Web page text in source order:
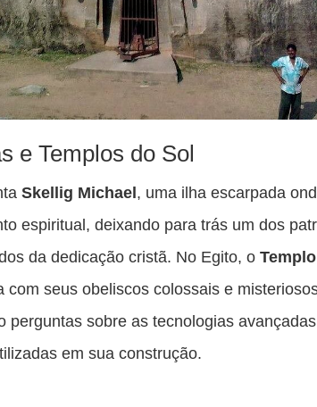
e Templos do Sol
Skellig Michael, uma ilha escarpada
espiritual, deixando para trás um dos
da dedicação cristã. No Egito, o
com seus obeliscos colossais e
perguntas sobre as tecnologias
em sua construção.